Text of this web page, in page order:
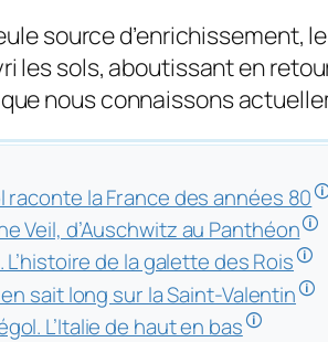
source
les sols, aboutissant en
nous connaissons
raconte la France des années 80
Veil, d’Auschwitz au Panthéon🛈
de la galette des Rois🛈
sait long sur la Saint-Valentin🛈
L’Italie de haut en bas🛈